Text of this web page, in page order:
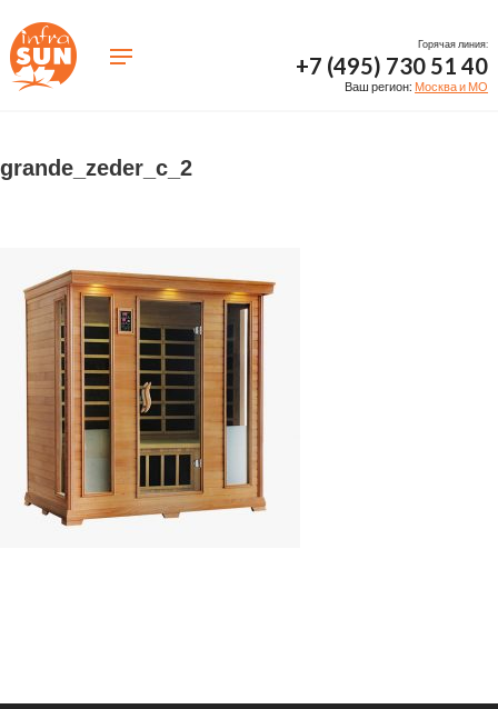
Горячая линия:
+7 (495) 730 51 40
Ваш регион: Москва и МО
grande_zeder_c_2